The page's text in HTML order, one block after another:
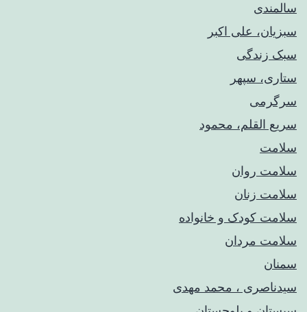
سالمندی
سبزیان، علی اکبر
سبک زندگی
ستاری، سپهر
سرگرمی
سریع القلم، محمود
سلامت
سلامت روان
سلامت زنان
سلامت کودک‌ و خانواده
سلامت مردان
سمنان
سیدناصری ، محمد مهدی